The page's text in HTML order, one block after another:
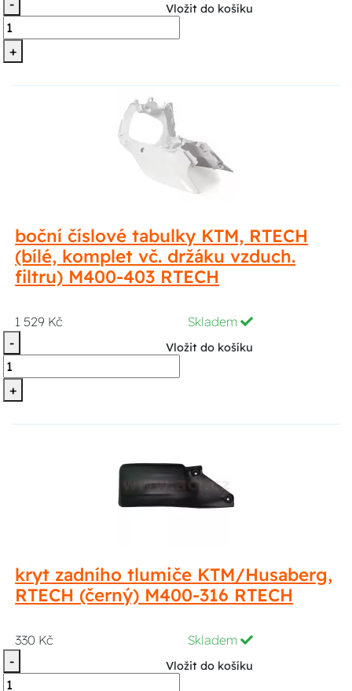
-
+
Vložit do košíku
boční číslové tabulky KTM, RTECH
(bílé, komplet vč. držáku vzduch.
filtru) M400-403 RTECH
1 529 Kč
Skladem
-
+
Vložit do košíku
kryt zadního tlumiče KTM/Husaberg,
RTECH (černý) M400-316 RTECH
330 Kč
Skladem
-
Vložit do košíku